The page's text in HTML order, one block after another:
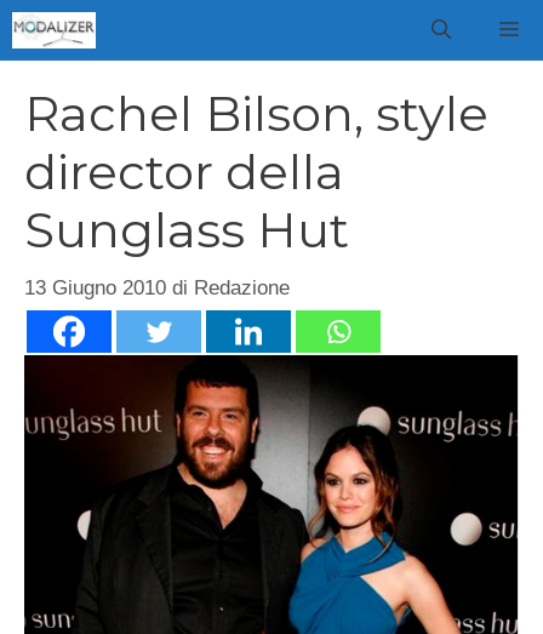
Vai
al
Rachel Bilson, style
director della
Sunglass Hut
13 Giugno 2010 di Redazione